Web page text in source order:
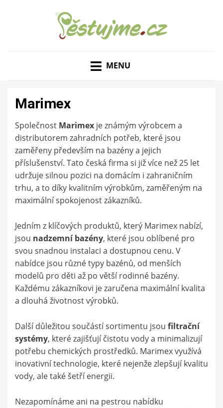
MENU
Marimex
Společnost Marimex je známým výrobcem a
distributorem zahradních potřeb, které jsou
zaměřeny především na bazény a jejich
příslušenství. Tato česká firma si již více než 25 let
udržuje silnou pozici na domácím i zahraničním
trhu, a to díky kvalitním výrobkům, zaměřeným na
maximální spokojenost zákazníků.
Jedním z klíčových produktů, který Marimex nabízí,
jsou nadzemní bazény, které jsou oblíbené pro
svou snadnou instalaci a dostupnou cenu. V
nabídce jsou různé typy bazénů, od menších
modelů pro děti až po větší rodinné bazény.
Každému zákazníkovi je zaručena maximální kvalita
a dlouhá životnost výrobků.
Další důležitou součástí sortimentu jsou filtrační
systémy, které zajišťují čistotu vody a minimalizují
potřebu chemických prostředků. Marimex využívá
inovativní technologie, které nejenže zlepšují kvalitu
vody, ale také šetří energii.
Nezapomínáme ani na pestrou nabídku